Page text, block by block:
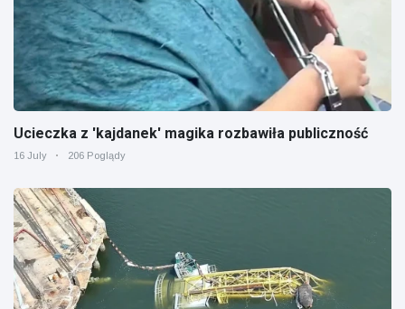
Ucieczka z 'kajdanek' magika rozbawiła publiczność
16 July 206 Poglądy